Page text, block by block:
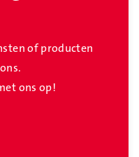
of producten
ons op!